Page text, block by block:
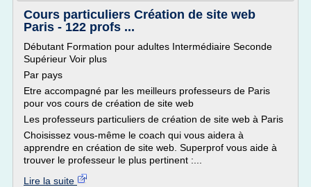
Cours particuliers Création de site web
Paris - 122 profs ...
Débutant Formation pour adultes Intermédiaire Seconde
Supérieur Voir plus
Par pays
Etre accompagné par les meilleurs professeurs de Paris
pour vos cours de création de site web
Les professeurs particuliers de création de site web à Paris
Choisissez vous-même le coach qui vous aidera à
apprendre en création de site web. Superprof vous aide à
trouver le professeur le plus pertinent :...
Lire la suite